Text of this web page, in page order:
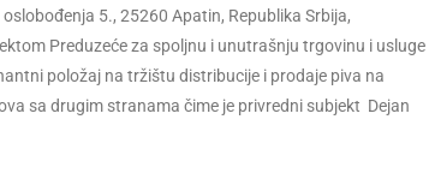
5., 25260 Apatin, Republika Srbija,
Preduzeće za spoljnu i unutrašnju trgovinu i usluge
položaj na tržištu distribucije i prodaje piva na
sa drugim stranama čime je privredni subjekt Dejan